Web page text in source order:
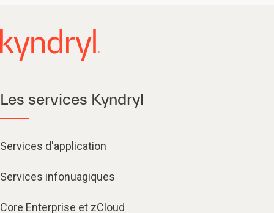
Les services Kyndryl
Services d'application
Services infonuagiques​
Core Enterprise et zCloud